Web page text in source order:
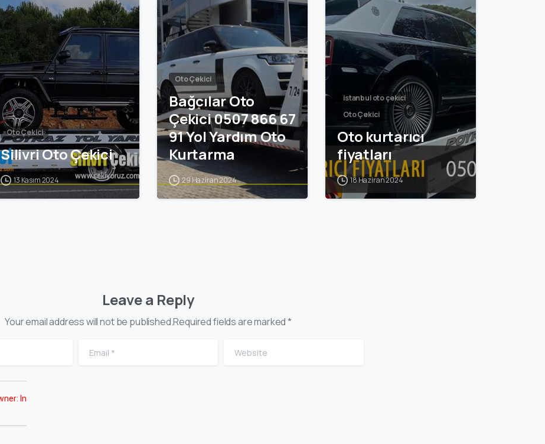
Oto Çekici
Silivri Oto Çekici
13 Kasım 2024
Oto Çekici
Bağcılar Oto
Çekici 0507 866 67
91 Yol Yardım Oto
Kurtarma
29 Haziran 2024
istanbul oto çekici
Oto Çekici
Oto kurtarıcı
fiyatları
18 Haziran 2024
Leave a Reply
Your email address will not be published.Required fields are marked *
Email Website